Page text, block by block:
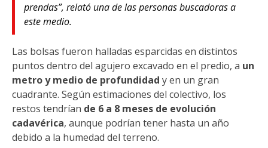
prendas”, relató una de las personas buscadoras a
este medio.
Las bolsas fueron halladas esparcidas en distintos
puntos dentro del agujero excavado en el predio, a un
metro y medio de profundidad y en un gran
cuadrante. Según estimaciones del colectivo, los
restos tendrían de 6 a 8 meses de evolución
cadavérica, aunque podrían tener hasta un año
debido a la humedad del terreno.